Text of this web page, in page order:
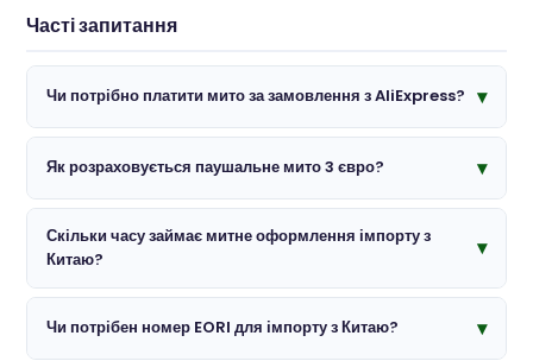
Часті запитання
Чи потрібно платити мито за замовлення з AliExpress?
Як розраховується паушальне мито 3 євро?
Скільки часу займає митне оформлення імпорту з
Китаю?
Чи потрібен номер EORI для імпорту з Китаю?